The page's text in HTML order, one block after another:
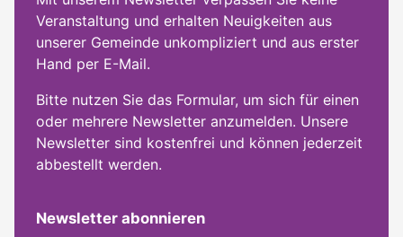
Veranstaltung und erhalten Neuigkeiten aus
unserer Gemeinde unkompliziert und aus erster
Hand per E-Mail.
Bitte nutzen Sie das Formular, um sich für einen
oder mehrere Newsletter anzumelden. Unsere
Newsletter sind kostenfrei und können jederzeit
abbestellt werden.
Newsletter abonnieren